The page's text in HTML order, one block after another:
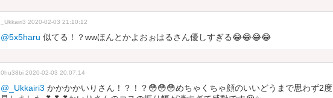
_Ukkairi3 2020-02-03 21:10:12
@5x5haru 似てる！？wwほんとかよおぉはるさん優しすぎる😂😂😂😂
0hu38bi 2020-02-03 20:07:14
@_Ukkairi3 かかかかいりさん！？！？😳😳😳めちゃくちゃ顔のいいどうまで思わず2度